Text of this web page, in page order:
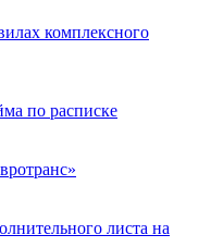
комплексного
по расписке
листа на